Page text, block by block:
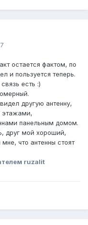
остается фактом, по
и пользуется теперь.
есть :)
другую антенну,
этажами,
панельным домом.
друг мой хороший,
что антенны стоят
ruzalit